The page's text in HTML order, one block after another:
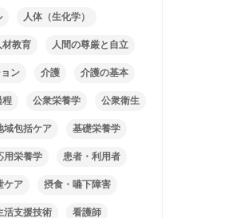
人体（生化学）
材教育 人間の尊厳と自立
ン 介護 介護の基本
程 公衆栄養学 公衆衛生
域包括ケア 基礎栄養学
用栄養学 患者・利用者
ケア 摂食・嚥下障害
活支援技術 看護師